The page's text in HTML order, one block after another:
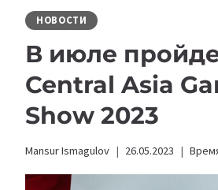
НОВОСТИ
В июле
Central Asia
Show 2023
Mansur Ismagulov 26.05.2023